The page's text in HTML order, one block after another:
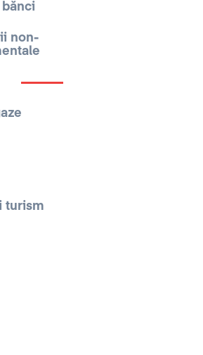
bănci
non-
turism